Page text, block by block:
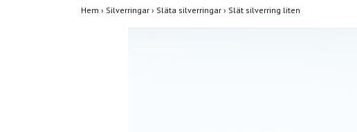
Hem › Silverringar › Släta silverringar › Slät silverring liten